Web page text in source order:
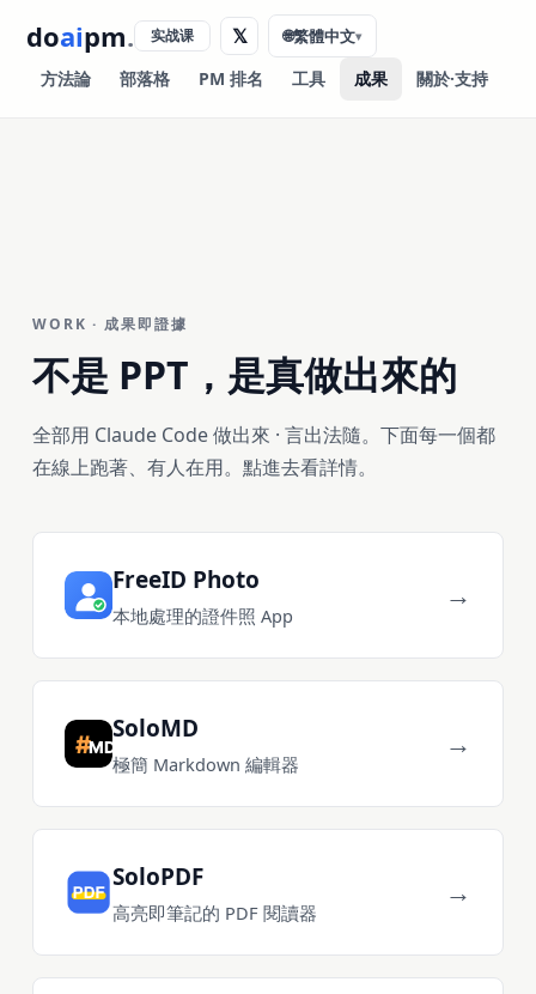
doaipm.
方法論 部落格 PM 排名 工具 成果 關於·支持
实战课 𝕏 🌐繁體中文▾
WORK · 成果即證據
不是 PPT，是真做出來的
全部用 Claude Code 做出來 · 言出法隨。下面每一個都
在線上跑著、有人在用。點進去看詳情。
FreeID Photo
本地處理的證件照 App
→
SoloMD
極簡 Markdown 編輯器
→
SoloPDF
高亮即筆記的 PDF 閱讀器
→